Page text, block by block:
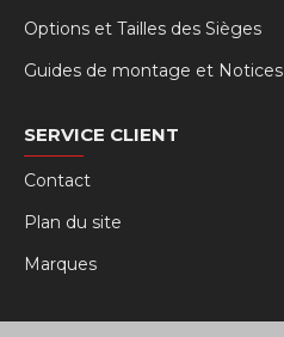
Options et Tailles des Sièges
Guides de montage et Notices
SERVICE CLIENT
Contact
Plan du site
Marques
MY RSEAT